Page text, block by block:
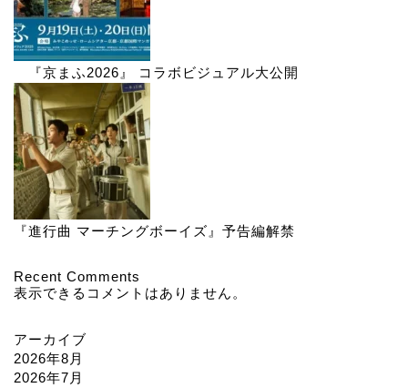
『京まふ2026』 コラボビジュアル大公開
『進行曲 マーチングボーイズ』予告編解禁
Recent Comments
表示できるコメントはありません。
アーカイブ
2026年8月
2026年7月